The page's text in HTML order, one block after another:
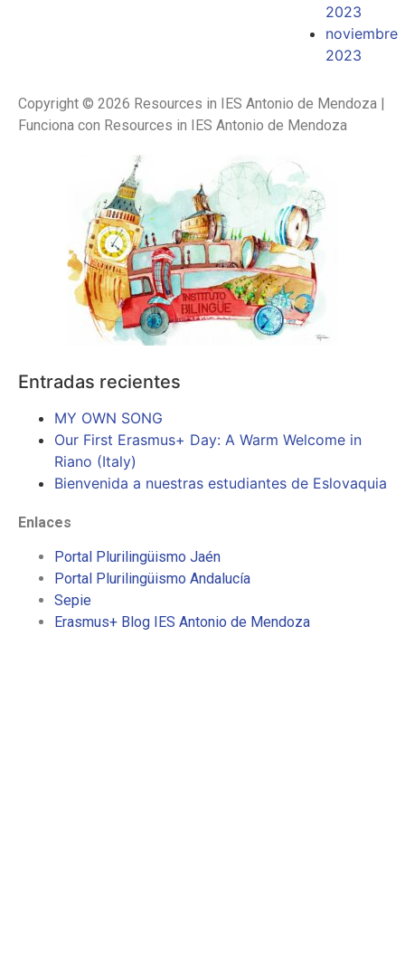
2023
noviembre
2023
Copyright © 2026 Resources in IES Antonio de Mendoza |
Funciona con Resources in IES Antonio de Mendoza
Entradas recientes
MY OWN SONG
Our First Erasmus+ Day: A Warm Welcome in
Riano (Italy)
Bienvenida a nuestras estudiantes de Eslovaquia
Enlaces
Portal Plurilingüismo Jaén
Portal Plurilingüismo Andalucía
Sepie
Erasmus+ Blog IES Antonio de Mendoza